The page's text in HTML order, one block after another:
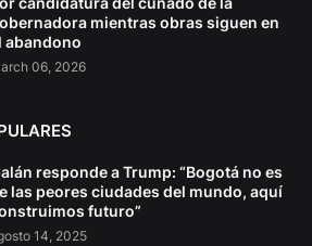
mientras obras siguen en
abandono
06, 2026
responde a Trump: “Bogotá no es
las peores ciudades del mundo, aquí
futuro”
14, 2025